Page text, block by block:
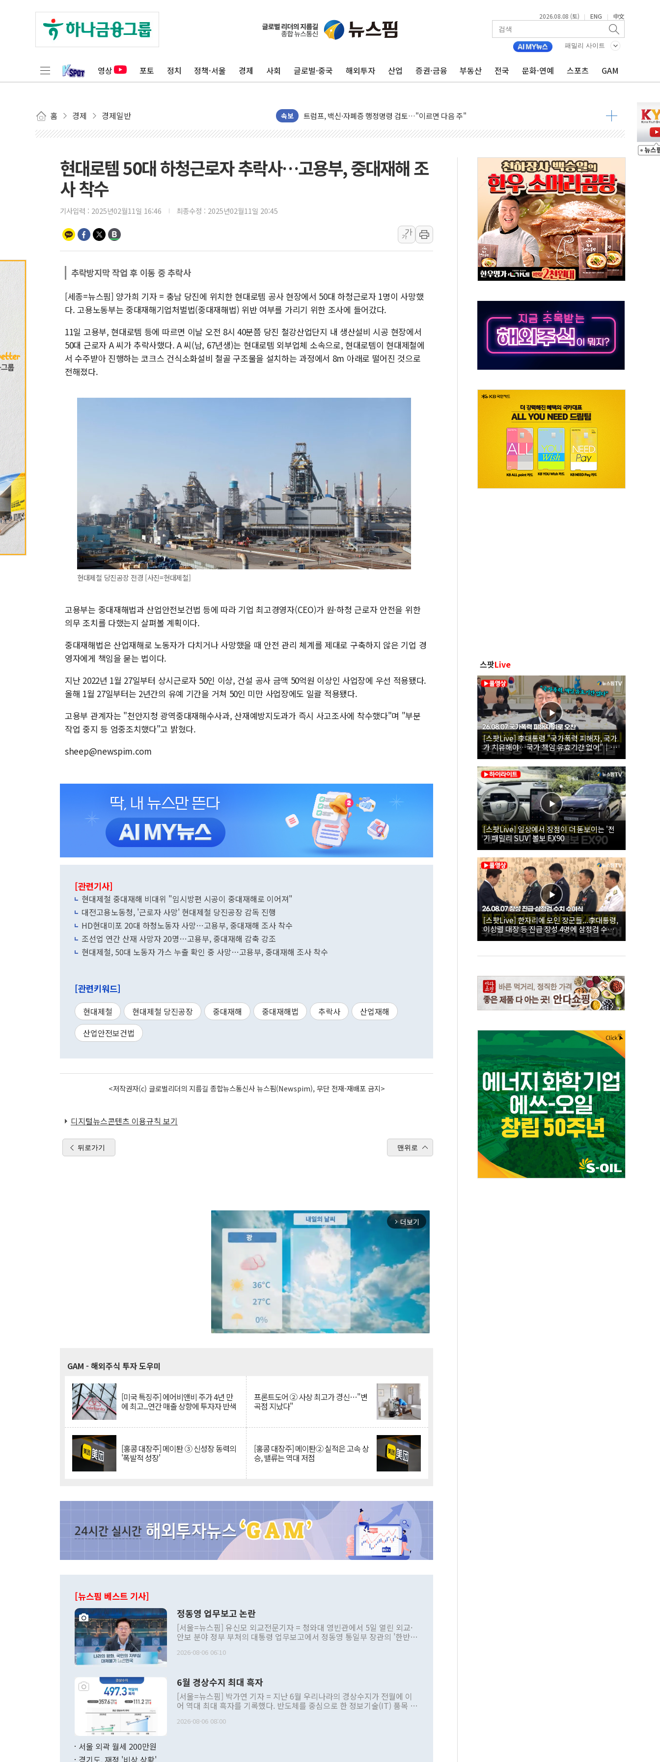
2026.08.08 (토) | ENG | 中文
패밀리 사이트
영상 포토 정치 정책·서울 경제 사회 글로벌·중국 해외투자 산업 증권·금융 부동산 전국 문화·연예 스포츠 GAM
홈 경제 경제일반 속보
미 연준 매파 기세 꺾이나…고용 감소에 9월 동결 전망 우세
트럼프, 백신·자폐증 행정명령 검토…"이르면 다음 주"
美 항소법원, 백악관 무도회장 공사 중단 명령…트럼프 제동
美 고용 쇼크에 엔화 장중 급등…시장은 "또 개입했나" 촉각
[AI MY 뉴스] 뉴욕 반도체주 프리뷰...美 고용 쇼크에 반도체주 '활짝'
뉴욕증시 프리뷰, 美 고용 쇼크에 금리 인상 우려 후퇴…나스닥 선물 1%대 상승
[종합] 美 7월 고용 2만3000명 감소 '쇼크'…9월 금리 인상 기대 후퇴
뉴욕증시 개장 전 특징주...아틀라시안·클라우드플레어·태양광주↑ VS 트레이드데스크·웬디스↓
보훈부, 미 DPAA와 MOU… "6·25 미군 실종자 7359명 끝까지 찾겠다"
李 "해남 태양광, 대한민국 다음 100년 밑거름…수도권 집중 완화 전환점"
李 대통령, '6시간 마라톤 부동산 2차 회의' 주재… "전폭적 공급 확대·속도전 총력"
트럼프, 中 겨냥 폴리실리콘 관세 15% 부과…美 태양광주 급등
[사진] 빈살만과 에르도안의 만남
이란와이어 "이란 최고지도자 위독…곧 사망해도 놀랍지 않아"
남동발전, 해남군에 국내 최대 규모 400MW 태양광 착공…여의도 1.6배 규모
현대로템 50대 하청근로자 추락사…고용부, 중대재해 조
사 착수
기사입력 : 2025년02월11일 16:46 최종수정 : 2025년02월11일 20:45
가
가
추락방지막 작업 후 이동 중 추락사
[세종=뉴스핌] 양가희 기자 = 충남 당진에 위치한 현대로템 공사 현장에서 50대 하청근로자 1명이 사망했
다. 고용노동부는 중대재해기업처벌법(중대재해법) 위반 여부를 가리기 위한 조사에 들어갔다.
11일 고용부, 현대로템 등에 따르면 이날 오전 8시 40분쯤 당진 철강산업단지 내 생산설비 시공 현장에서
50대 근로자 A 씨가 추락사했다. A 씨(남, 67년생)는 현대로템 외부업체 소속으로, 현대로템이 현대제철에
서 수주받아 진행하는 코크스 건식소화설비 철골 구조물을 설치하는 과정에서 8m 아래로 떨어진 것으로
전해졌다.
현대제철 당진공장 전경 [사진=현대제철]
고용부는 중대재해법과 산업안전보건법 등에 따라 기업 최고경영자(CEO)가 원·하청 근로자 안전을 위한
의무 조치를 다했는지 살펴볼 계획이다.
중대재해법은 산업재해로 노동자가 다치거나 사망했을 때 안전 관리 체계를 제대로 구축하지 않은 기업 경
영자에게 책임을 묻는 법이다.
지난 2022년 1월 27일부터 상시근로자 50인 이상, 건설 공사 금액 50억원 이상인 사업장에 우선 적용됐다.
올해 1월 27일부터는 2년간의 유예 기간을 거쳐 50인 미만 사업장에도 일괄 적용됐다.
고용부 관계자는 "천안지청 광역중대재해수사과, 산재예방지도과가 즉시 사고조사에 착수했다"며 "부분
작업 중지 등 엄중조치했다"고 밝혔다.
sheep@newspim.com
[관련기사]
현대제철 중대재해 비대위 "임시방편 시공이 중대재해로 이어져"
대전고용노동청, '근로자 사망' 현대제철 당진공장 감독 진행
HD현대미포 20대 하청노동자 사망…고용부, 중대재해 조사 착수
조선업 연간 산재 사망자 20명…고용부, 중대재해 감축 강조
현대제철, 50대 노동자 가스 누출 확인 중 사망…고용부, 중대재해 조사 착수
[관련키워드]
현대제철 현대제철 당진공장 중대재해 중대재해법 추락사
산업재해
산업안전보건법
<저작권자(c) 글로벌리더의 지름길 종합뉴스통신사 뉴스핌(Newspim), 무단 전재-재배포 금지>
디지털뉴스콘텐츠 이용규칙 보기
뒤로가기 맨위로
arrow_forward_ios 더보기
GAM - 해외주식 투자 도우미
[미국 특징주] 에어비앤비 주가 4년 만
에 최고...연간 매출 상향에 투자자 반색
프론트도어 ② 사상 최고가 경신…"변
곡점 지났다"
[홍콩 대장주] 메이퇀 ③ 신성장 동력의
'폭발적 성장'
[홍콩 대장주] 메이퇀② 실적은 고속 상
승, 밸류는 역대 저점
[뉴스핌 베스트 기사]
정동영 업무보고 논란
[서울=뉴스핌] 유신모 외교전문기자 = 청와대 영빈관에서 5일 열린 외교·
안보 분야 정부 부처의 대통령 업무보고에서 정동영 통일부 장관의 '한반도
발언 중에는 정부 내 조율을 거치지 않은 사안을 정책으로 추진하겠다고 공
주의적 희망에 근거한 비현실적 구상'이라는 비판을 내놨다. 그동안 정 장
관의 대북 정책 관련 발언이 물의를 빚은 적은 여러 번 있지만 대통령과 유
관 부처 장관이 공개적으로 부정적 입장을 표명한 것은 이례적이다. 정 장
관의 무리한 대북 접근법과 월권을 제어해야 한다는 목소리도 높아지고 있
다. [정동영 통일부 장관이 지난달 23일 오후 서울 종로구 정부서울청사에
2026-08-06 06:10
6월 경상수지 최대 흑자
[서울=뉴스핌] 박가연 기자 = 지난 6월 우리나라의 경상수지가 전월에 이
어 역대 최대 흑자를 기록했다. 반도체를 중심으로 한 정보기술(IT) 품목 수
료=한국은행] 한국은행이 6일 발표한 '2026년 6월 국제수지(잠정)'에 따르
2026-08-06 08:00
서울 외곽 월세 200만원
스팟Live
[스팟Live] 李대통령 "국가폭력 피해자, 국가
가 치유해야…국가 책임 유효기간 없어"｜
26.08.07 국가폭력 피해자 위로 오찬
[스팟Live] 일상에서 장점이 더 돋보이는 '전
기 패밀리 SUV' 볼보 EX90
[스팟Live] 한자리에 모인 장군들...李대통령,
이상렬 대장 등 진급 장성 4명에 삼정검 수치
직접 수여｜26.08.07 장성 진급·삼정검 수치